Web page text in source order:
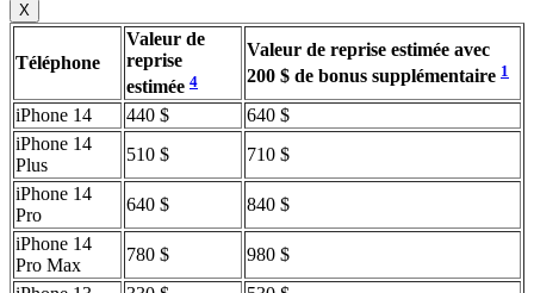
X
Téléphone
Valeur de
reprise
estimée 4
Valeur de reprise estimée avec
200 $ de bonus supplémentaire 1
iPhone 14 440 $
640 $
iPhone 14
Plus
510 $
710 $
iPhone 14
Pro
640 $
840 $
iPhone 14
Pro Max
780 $
980 $